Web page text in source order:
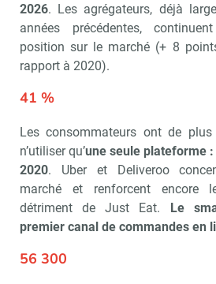
2026. Les agrégateurs, déjà
années précédentes,
position sur le marché (+ 8
rapport à 2020).
41 %
Les consom­mateurs ont de
n’utiliser qu’une seule plateforme :
2020. Uber et Deliveroo
marché et renforcent encore
détriment de Just Eat. Le
premier canal de commandes en
56 300